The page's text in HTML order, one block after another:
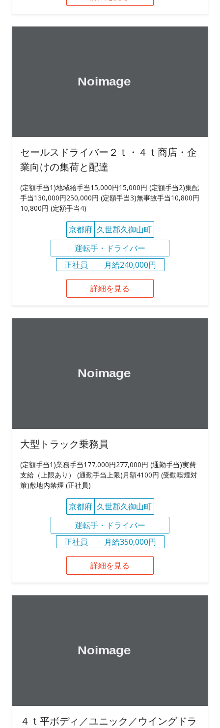
セールスドライバー２ｔ・４ｔ商店・企
業向けの集荷と配達
(定額手当1)地域給手当15,000円15,000円 (定額手当2)集配
手当130,000円250,000円 (定額手当3)無事故手当10,800円
10,800円 (定額手当4)
京都府 久世郡久御山町
運転手・ドライバー
正社員
月給240,000円
詳細を見る
大型トラック乗務員
(定額手当1)業務手当177,000円277,000円 (通勤手当)実費
支給（上限あり） (通勤手当上限)月額4100円 (受動喫煙対
策)敷地内禁煙 (正社員)
京都府 久世郡久御山町
運転手・ドライバー
正社員
月給350,000円
詳細を見る
４ｔ平ボディ／ユニック／ウイングドラ